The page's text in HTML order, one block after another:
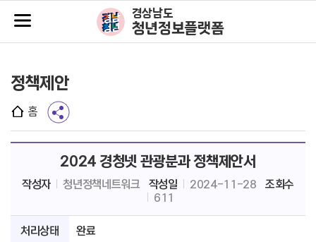
주메뉴바로가기
본문바로가기
경상남도
청년정보플랫폼
정책제안
홈
2024 경청넷 관광분과 정책제안서
작성자 청년정책네트워크 작성일 2024-11-28
조회수
611
처리상태 완료